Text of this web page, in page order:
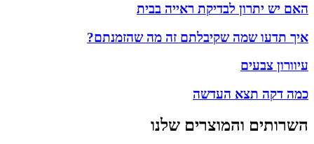
האם יש יתרון לבדיקת ראייה בבית
איך תדעו שמה שקיבלתם זה מה שהזמנתם?
עיוורון צבעים
כמה דקה תצא העדשה
השרותים והמוצרים שלנו